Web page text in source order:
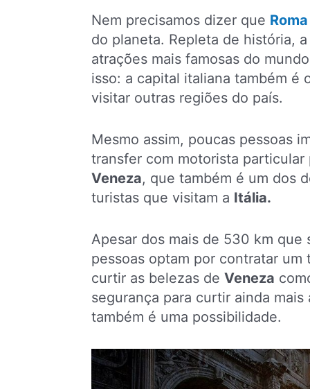
Nem precisamos dizer que Roma
do planeta. Repleta de história,
atrações mais famosas do
isso: a capital italiana também é
visitar outras regiões do país.
Mesmo assim, poucas pessoas
transfer com motorista
Veneza, que também é um dos
turistas que visitam a Itália.
Apesar dos mais de 530 km que
pessoas optam por contratar
curtir as belezas de Veneza
segurança para curtir ainda
também é uma possibilidade.